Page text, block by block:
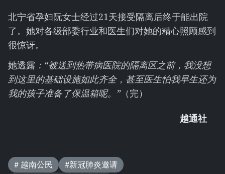
北宁省孕妇阮女士经过21天接受隔离后终于能出院
了。她对各级部委行业和医生们对她的精心照顾感到
很惊讶。
她透露 ： “被送到热带病医院的隔离区之前，我没想
到这里的基础设施如此齐全，甚至医生怕我早生还为
我的孩子准备了保温箱呢。”（完）
越通社
# 越南公民
#新冠肺炎邀请